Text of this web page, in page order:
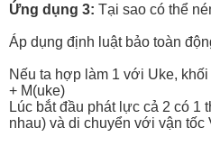
Ứng dụng 3: Tại sao có thể
Áp dụng định luật bảo toàn
Nếu ta hợp làm 1 với Uke,
+ M(uke)
Lúc bắt đầu phát lực cả 2 có 1
nhau) và di chuyển với vận tốc